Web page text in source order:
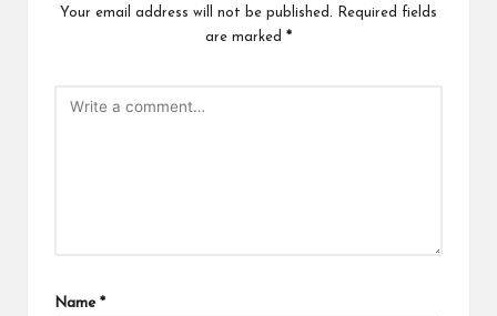
Your email address will not be published.
Required fields
are marked *
Name *